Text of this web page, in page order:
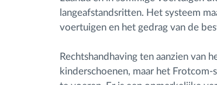
langeafstandsritten. Het systeem
voertuigen en het gedrag van de
Rechtshandhaving ten aanzien van
kinderschoenen, maar het